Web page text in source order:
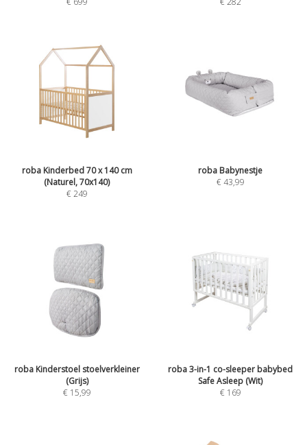
roba Kinderbed 70 x 140 cm
(Naturel, 70x140)
€249
roba Babynestje
€43,99
roba Kinderstoel stoelverkleiner
(Grijs)
€ 15,99
roba 3-in-1 co-sleeper babybed
Safe Asleep (Wit)
€ 169